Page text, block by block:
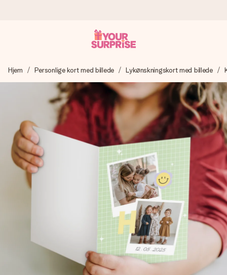
Vi laver din gave med omhu og sender den lynhurtigt – så
du kan give den på det helt rette tidspunkt, når den
betyder allermest.
4,7 (baseret på +15.000 anmeldelser)
Vores gaver inspirerer. Kunderne giver os 4,7 på Google
Reviews.
Gratis kort med hilsen
Lav noget særligt i blot få trin – med hendes navn, et
billede af dig eller en besked, der går lige i hendes hjerte.
Intet besvær men udelukkende en masse kærlighed i
øjeblikket.
Hjem Personlige kort med billede Lykønskningskort med billede